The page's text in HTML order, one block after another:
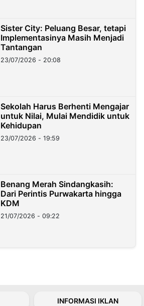
Sister City: Peluang Besar, tetapi
Implementasinya Masih Menjadi
Tantangan
23/07/2026 - 20:08
Sekolah Harus Berhenti Mengajar
untuk Nilai, Mulai Mendidik untuk
Kehidupan
23/07/2026 - 19:59
Benang Merah Sindangkasih:
Dari Perintis Purwakarta hingga
KDM
21/07/2026 - 09:22
INFORMASI IKLAN